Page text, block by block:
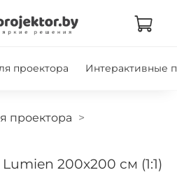
проектора Интерактивные
проектора
200x200 см (1:1)